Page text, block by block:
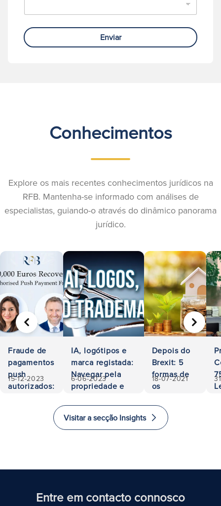
Enviar
Conhecimentos
Explore os mais recentes conhecimentos jurídicos na
RFB. Mantenha-se informado com análises de
especialistas, guiando-o através do dinâmico panorama
jurídico.
Fraude de
pagamentos
push
autorizados:
recuperados
15-12-2023
IA, logótipos e
marca registada:
Navegar pela
propriedade e
6-06-2023
Depois do
Brexit: 5
formas de
os
investirem
e imigrarem
para o
18-07-2021
ANTERIOR
Visitar a secção Insights
Entre em contacto connosco